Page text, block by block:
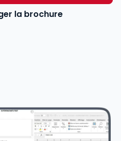
la brochure